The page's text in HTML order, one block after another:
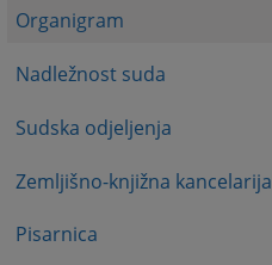
Organigram
Nadležnost suda
Sudska odjeljenja
Zemljišno-knjižna kancelarija
Pisarnica